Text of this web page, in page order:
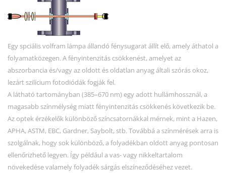
Egy spciális volfram lámpa állandó fénysugarat állít elő, amely áthatol a
folyamatközegen. A fényintenzitás csökkenést, amelyet az
abszorbancia és/vagy az oldott és oldatlan anyag általi szórás okoz,
lezárt szilícium fotodiódák fogják fel.
A látható tartományban (385–670 nm) egy adott hullámhossznál, a
magasabb színmélység miatt fényintenzitás csökkenés következik be.
Az optek érzékelők különböző színcsatornákkal mérnek, mint a Hazen,
APHA, ASTM, EBC, Gardner, Saybolt, stb. Továbbá a színmérések arra is
szolgálnak, hogy sok különböző, a folyadékban oldott anyag pontosan
ellenőrizhető legyen. Így például a vas- vagy nikkeltartalom
növekedése valamely folyadék sárgás elszíneződéséhez vezet.